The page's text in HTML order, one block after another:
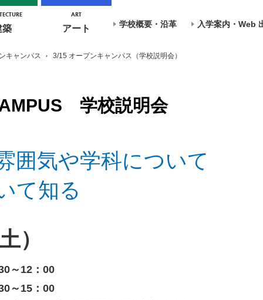
築
ART
アート 学校概要・沿革 入学案内・Web
キャンパス 3/15 オープンキャンパス（学校説明会）
学校説明会
囲気や学科について
て知る
）
～12：00
～15：00